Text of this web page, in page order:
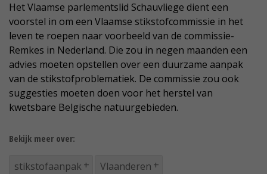
Het Vlaamse parlementslid Schauvliege dient een
voorstel in om een Vlaamse stikstofcommissie in het
leven te roepen naar voorbeeld van de commissie-
Remkes in Nederland. Die zou in negen maanden een
advies moeten opstellen over een duurzame aanpak
van de stikstofproblematiek. De commissie zou ook
suggesties moeten doen voor het herstel van
kwetsbare Belgische natuurgebieden.
Bekijk meer over:
stikstofaanpak Vlaanderen